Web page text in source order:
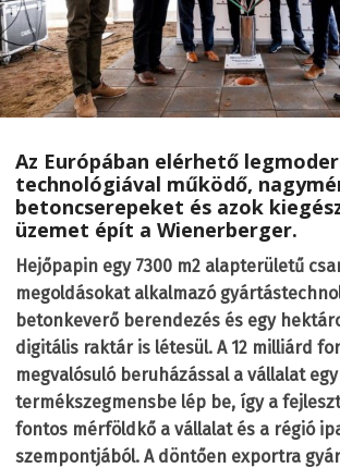
Az Európában elérhető
technológiával működő,
betoncserepeket és azok
üzemet épít a Wienerberger.
Hejőpapin egy 7300 m2 alapterületű
megoldásokat alkalmazó
betonkeverő berendezés és egy
digitális raktár is létesül. A 12 milliárd
megvalósuló beruházással a vállalat
termékszegmensbe lép be, így a
fontos mérföldkő a vállalat és a régió
szempontjából. A döntően exportra